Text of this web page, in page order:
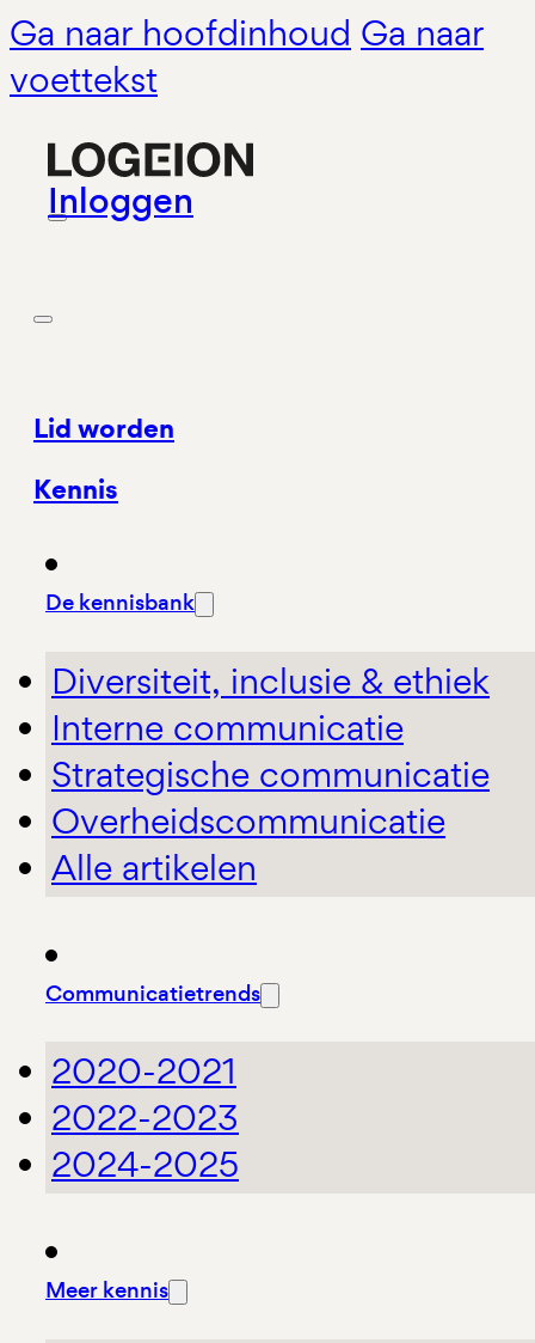
Ga naar hoofdinhoud Ga naar
voettekst
Inloggen
Lid worden
Kennis
De kennisbank
Diversiteit, inclusie & ethiek
Interne communicatie
Strategische communicatie
Overheidscommunicatie
Alle artikelen
Communicatietrends
2020-2021
2022-2023
2024-2025
Meer kennis